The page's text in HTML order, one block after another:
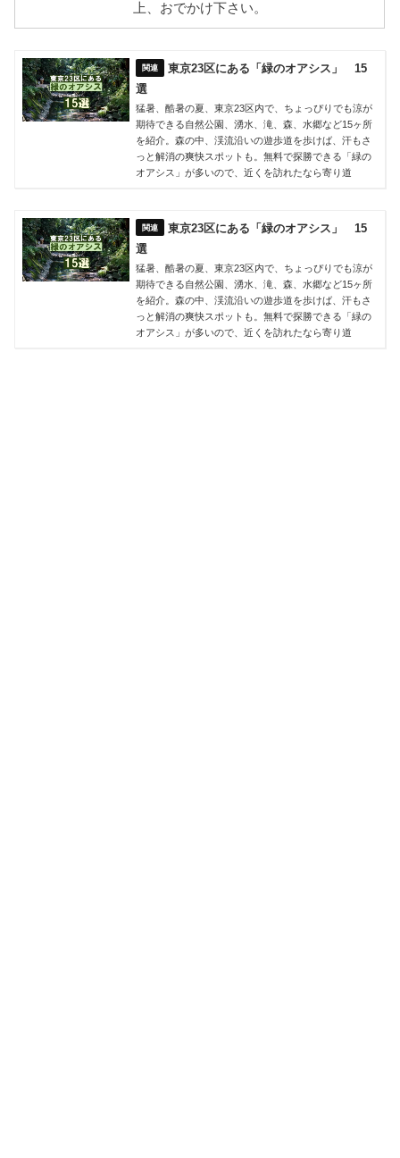
上、おでかけ下さい。
東京23区にある「緑のオアシス」 15
選
猛暑、酷暑の夏、東京23区内で、ちょっぴりでも涼が
期待できる自然公園、湧水、滝、森、水郷など15ヶ所
を紹介。森の中、渓流沿いの遊歩道を歩けば、汗もさ
っと解消の爽快スポットも。無料で探勝できる「緑の
オアシス」が多いので、近くを訪れたなら寄り道
東京23区にある「緑のオアシス」 15
選
猛暑、酷暑の夏、東京23区内で、ちょっぴりでも涼が
期待できる自然公園、湧水、滝、森、水郷など15ヶ所
を紹介。森の中、渓流沿いの遊歩道を歩けば、汗もさ
っと解消の爽快スポットも。無料で探勝できる「緑の
オアシス」が多いので、近くを訪れたなら寄り道